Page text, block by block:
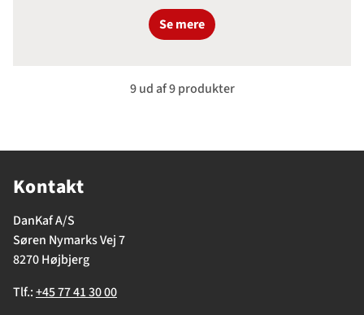
Se mere
9 ud af 9 produkter
Kontakt
DanKaf A/S
Søren Nymarks Vej 7
8270 Højbjerg
Tlf.:+45 77 41 30 00